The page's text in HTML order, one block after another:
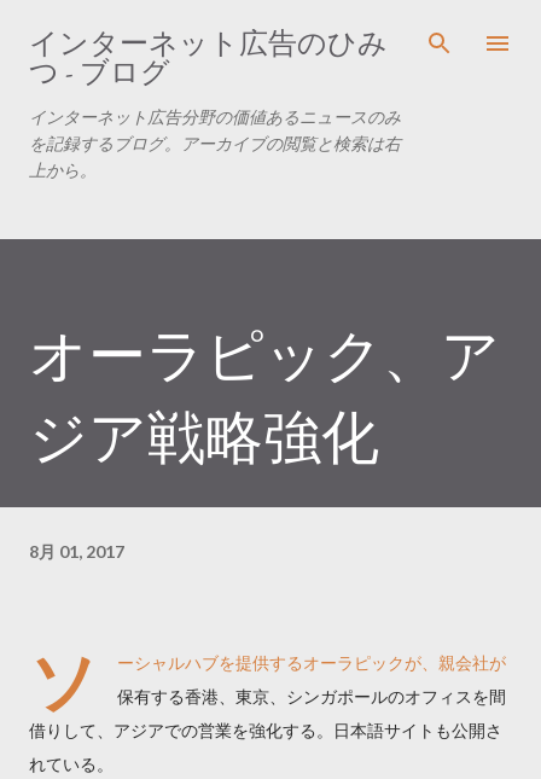
スキップしてメイン コンテンツに移動
インターネット広告のひみ
つ - ブログ
インターネット広告分野の価値あるニュースのみ
を記録するブログ。アーカイブの閲覧と検索は右
上から。
オーラピック、ア
ジア戦略強化
8月 01, 2017
ソ
ーシャルハブを提供するオーラピックが、親会社が
保有する香港、東京、シンガポールのオフィスを間
借りして、アジアでの営業を強化する。日本語サイトも公開さ
れている。